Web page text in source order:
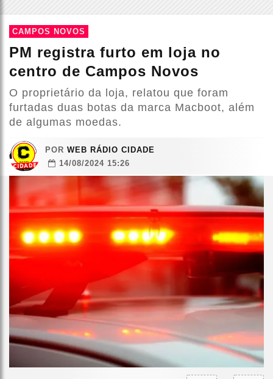
CAMPOS NOVOS
PM registra furto em loja no
centro de Campos Novos
O proprietário da loja, relatou que foram
furtadas duas botas da marca Macboot, além
de algumas moedas.
POR WEB RÁDIO CIDADE
14/08/2024 15:26